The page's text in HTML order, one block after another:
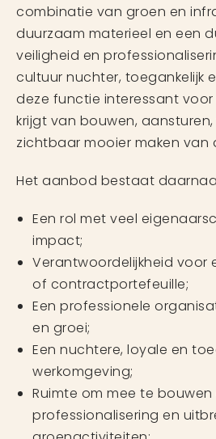
combinatie van groen en
duurzaam materieel en een
veiligheid en
cultuur nuchter, toegankelijk
deze functie interessant
krijgt van bouwen,
zichtbaar mooier maken van
Het aanbod bestaat
Een rol met veel
impact;
Verantwoordelijkheid voor
of contractportefeuille;
Een professionele
en groei;
Een nuchtere, loyale en
werkomgeving;
Ruimte om mee te
professionalisering en